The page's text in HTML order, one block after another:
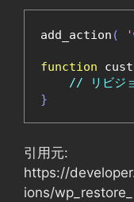
add_action (
function
// リビジョ
}
引用元:
https://
ions/